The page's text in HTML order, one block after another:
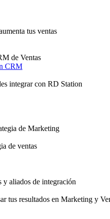
tus ventas
de Ventas
CRM
integrar con RD Station
de Marketing
de ventas
y aliados de integración
tus resultados en Marketing y